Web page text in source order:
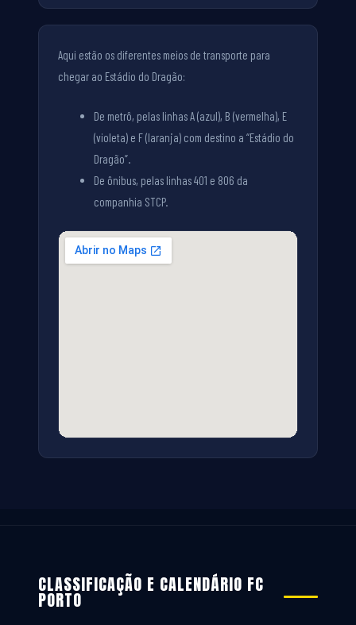
Aqui estão os diferentes meios de transporte para
chegar ao Estádio do Dragão:
De metrô, pelas linhas A (azul), B (vermelha), E
(violeta) e F (laranja) com destino a “Estádio do
Dragão”.
De ônibus, pelas linhas 401 e 806 da
companhia STCP.
CLASSIFICAÇÃO E CALENDÁRIO FC
PORTO